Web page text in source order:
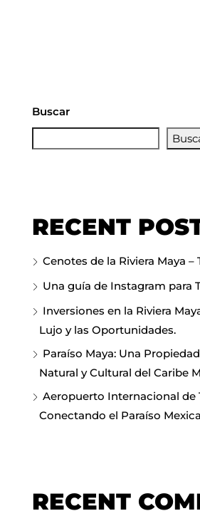
Buscar
RECENT
Cenotes de la Riviera Maya –
Una guía de Instagram para
Inversiones en la Riviera
Lujo y las Oportunidades.
Paraíso Maya: Una
Natural y Cultural del Caribe
Aeropuerto Internacional de
Conectando el Paraíso
RECENT